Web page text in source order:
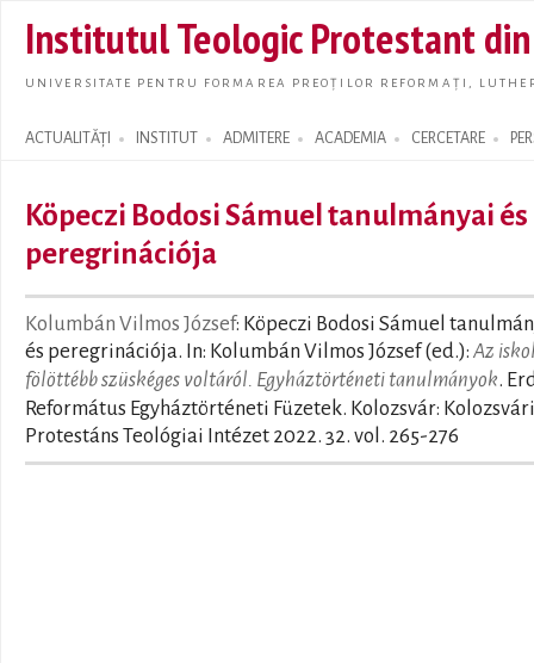
main
Institutul Teologic Protestant
UNIVERSITATE PENTRU FORMAREA PREOȚILOR REFORMAȚI,
ACTUALITĂȚI INSTITUT ADMITERE ACADEMIA CERCETARE
Search form
Köpeczi Bodosi Sámuel tanulmányai és
peregrinációja
Kolumbán Vilmos József: Köpeczi Bodosi Sámuel
és peregrinációja. In: Kolumbán Vilmos József (ed.): Az
fölöttébb szüskéges voltáról. Egyháztörténeti tanulmányok.
Református Egyháztörténeti Füzetek. Kolozsvár: Kolozsvári
Protestáns Teológiai Intézet 2022. 32. vol. 265-276